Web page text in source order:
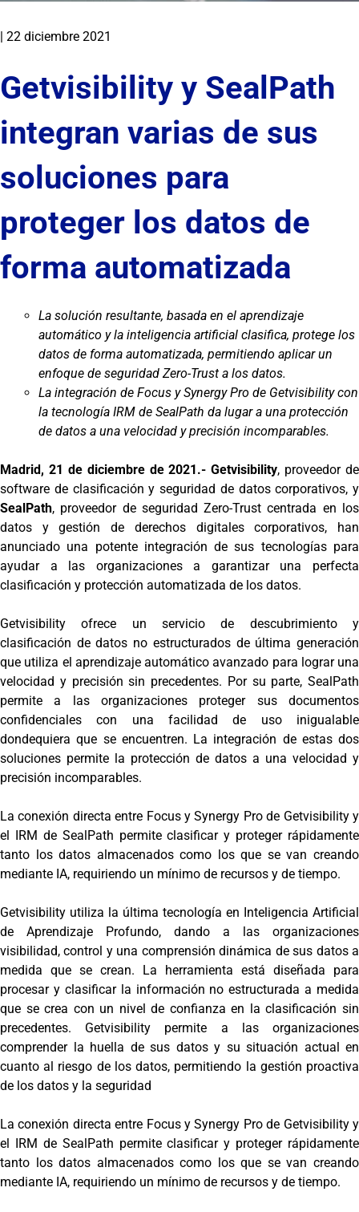
| 22 diciembre 2021
Getvisibility y SealPath
integran varias de sus
soluciones para
proteger los datos de
forma automatizada
La solución resultante, basada en el aprendizaje
automático y la inteligencia artificial clasifica, protege los
datos de forma automatizada, permitiendo aplicar un
enfoque de seguridad Zero-Trust a los datos.
La integración de Focus y Synergy Pro de Getvisibility con
la tecnología IRM de SealPath da lugar a una protección
de datos a una velocidad y precisión incomparables.
Madrid, 21 de diciembre de 2021.- Getvisibility, proveedor de
software de clasificación y seguridad de datos corporativos, y
SealPath, proveedor de seguridad Zero-Trust centrada en los
datos y gestión de derechos digitales corporativos, han
anunciado una potente integración de sus tecnologías para
ayudar a las organizaciones a garantizar una perfecta
clasificación y protección automatizada de los datos.
Getvisibility ofrece un servicio de descubrimiento y
clasificación de datos no estructurados de última generación
que utiliza el aprendizaje automático avanzado para lograr una
velocidad y precisión sin precedentes. Por su parte, SealPath
permite a las organizaciones proteger sus documentos
confidenciales con una facilidad de uso inigualable
dondequiera que se encuentren. La integración de estas dos
soluciones permite la protección de datos a una velocidad y
precisión incomparables.
La conexión directa entre Focus y Synergy Pro de Getvisibility y
el IRM de SealPath permite clasificar y proteger rápidamente
tanto los datos almacenados como los que se van creando
mediante IA, requiriendo un mínimo de recursos y de tiempo.
Getvisibility utiliza la última tecnología en Inteligencia Artificial
de Aprendizaje Profundo, dando a las organizaciones
visibilidad, control y una comprensión dinámica de sus datos a
medida que se crean. La herramienta está diseñada para
procesar y clasificar la información no estructurada a medida
que se crea con un nivel de confianza en la clasificación sin
precedentes. Getvisibility permite a las organizaciones
comprender la huella de sus datos y su situación actual en
cuanto al riesgo de los datos, permitiendo la gestión proactiva
de los datos y la seguridad
La conexión directa entre Focus y Synergy Pro de Getvisibility y
el IRM de SealPath permite clasificar y proteger rápidamente
tanto los datos almacenados como los que se van creando
mediante IA, requiriendo un mínimo de recursos y de tiempo.